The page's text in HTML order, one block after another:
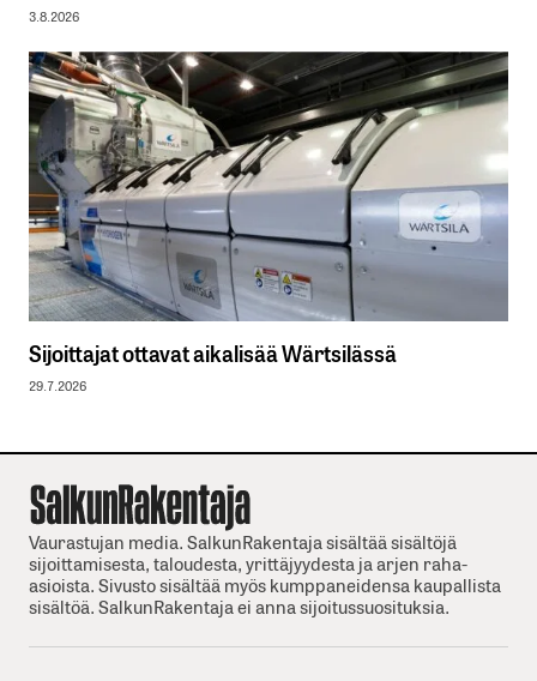
3.8.2026
Sijoittajat ottavat aikalisää Wärtsilässä
29.7.2026
Vaurastujan media. SalkunRakentaja sisältää sisältöjä
sijoittamisesta, taloudesta, yrittäjyydesta ja arjen raha-
asioista. Sivusto sisältää myös kumppaneidensa kaupallista
sisältöä. SalkunRakentaja ei anna sijoitussuosituksia.